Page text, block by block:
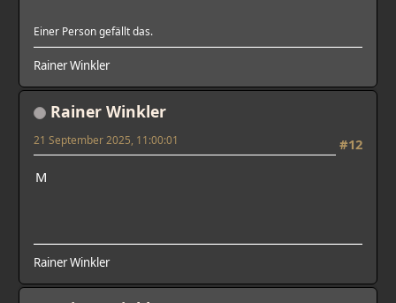
Einer Person gefällt das.
Rainer Winkler
Rainer Winkler
#12
21 September 2025, 11:00:01
M
Rainer Winkler